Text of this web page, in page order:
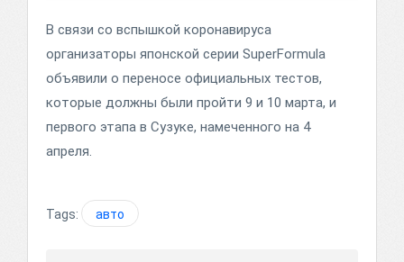
В связи со вспышкой коронавируса
организаторы японской серии SuperFormula
объявили о переносе официальных тестов,
которые должны были пройти 9 и 10 марта, и
первого этапа в Сузуке, намеченного на 4
апреля.
Tags: авто